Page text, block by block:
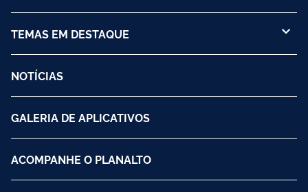
TEMAS EM DESTAQUE
NOTÍCIAS
GALERIA DE APLICATIVOS
ACOMPANHE O PLANALTO